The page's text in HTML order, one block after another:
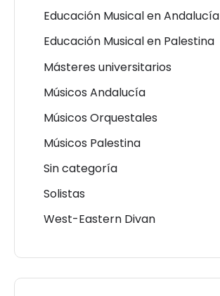
Educación Musical en Andalucía
Educación Musical en Palestina
Másteres universitarios
Músicos Andalucía
Músicos Orquestales
Músicos Palestina
Sin categoría
Solistas
West-Eastern Divan